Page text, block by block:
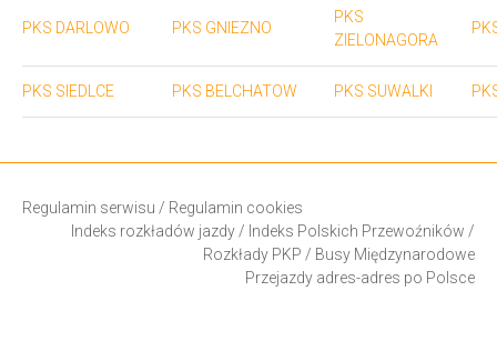
PKS DARLOWO PKS GNIEZNO
PKS
ZIELONAGORA
PKS SIEDLCE PKS BELCHATOW PKS SUWALKI
Regulamin serwisu / Regulamin cookies
Indeks rozkładów jazdy / Indeks Polskich Przewoźników /
Rozkłady PKP / Busy Międzynarodowe
Przejazdy adres-adres po Polsce